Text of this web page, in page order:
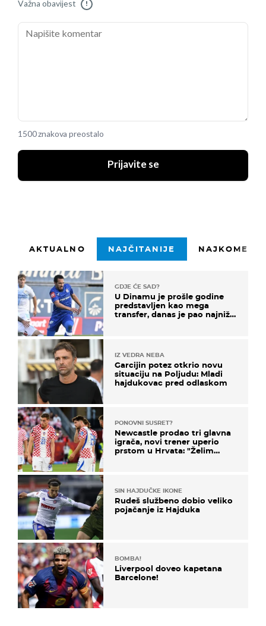
Važna obavijest !
1500 znakova preostalo
Prijavite se
AKTUALNO NAJČITANIJE
GDJE ĆE SAD?
U Dinamu je prošle godine
predstavljen kao mega
transfer, danas je pao najniže
IZ VEDRA NEBA
Garcijin potez otkrio novu
situaciju na Poljudu: Mladi
hajdukovac pred odlaskom
PONOVNI SUSRET?
Newcastle prodao tri glavna
igrača, novi trener uperio
prstom u Hrvata: "Želim
SIN HAJDUČKE IKONE
Rudeš službeno dobio veliko
pojačanje iz Hajduka
BOMBA!
Liverpool doveo kapetana
Barcelone!